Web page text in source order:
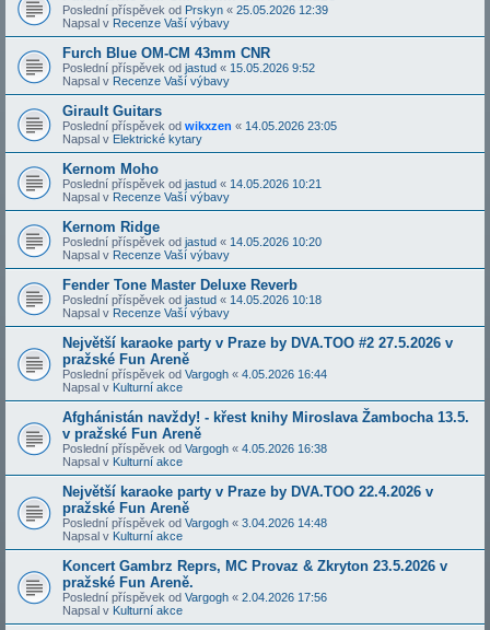
Poslední příspěvek od Prskyn « 25.05.2026 12:39
Napsal v Recenze Vaší výbavy
Furch Blue OM-CM 43mm CNR
Poslední příspěvek od jastud « 15.05.2026 9:52
Napsal v Recenze Vaší výbavy
Girault Guitars
Poslední příspěvek od wikxzen « 14.05.2026 23:05
Napsal v Elektrické kytary
Kernom Moho
Poslední příspěvek od jastud « 14.05.2026 10:21
Napsal v Recenze Vaší výbavy
Kernom Ridge
Poslední příspěvek od jastud « 14.05.2026 10:20
Napsal v Recenze Vaší výbavy
Fender Tone Master Deluxe Reverb
Poslední příspěvek od jastud « 14.05.2026 10:18
Napsal v Recenze Vaší výbavy
Největší karaoke party v Praze by DVA.TOO #2 27.5.2026 v
pražské Fun Areně
Poslední příspěvek od Vargogh « 4.05.2026 16:44
Napsal v Kulturní akce
Afghánistán navždy! - křest knihy Miroslava Žambocha 13.5.
v pražské Fun Areně
Poslední příspěvek od Vargogh « 4.05.2026 16:38
Napsal v Kulturní akce
Největší karaoke party v Praze by DVA.TOO 22.4.2026 v
pražské Fun Areně
Poslední příspěvek od Vargogh « 3.04.2026 14:48
Napsal v Kulturní akce
Koncert Gambrz Reprs, MC Provaz & Zkryton 23.5.2026 v
pražské Fun Areně.
Poslední příspěvek od Vargogh « 2.04.2026 17:56
Napsal v Kulturní akce